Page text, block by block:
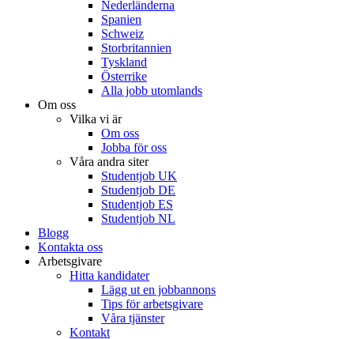
Nederländerna
Spanien
Schweiz
Storbritannien
Tyskland
Österrike
Alla jobb utomlands
Om oss
Vilka vi är
Om oss
Jobba för oss
Våra andra siter
Studentjob UK
Studentjob DE
Studentjob ES
Studentjob NL
Blogg
Kontakta oss
Arbetsgivare
Hitta kandidater
Lägg ut en jobbannons
Tips för arbetsgivare
Våra tjänster
Kontakt